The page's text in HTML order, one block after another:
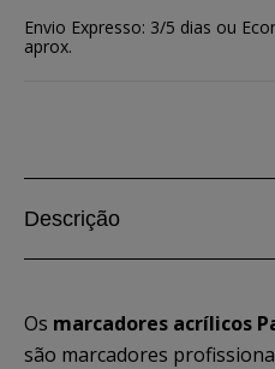
Envio Expresso: 3/5 dias ou
aprox.
Descrição
Os marcadores acrílicos
são marcadores